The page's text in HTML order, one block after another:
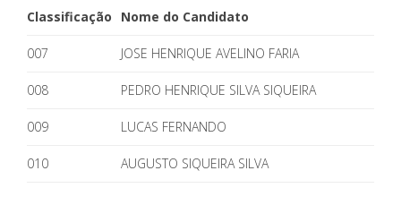
Classificação Nome do Candidato
007 JOSE HENRIQUE AVELINO FARIA
008 PEDRO HENRIQUE SILVA SIQUEIRA
009 LUCAS FERNANDO
010 AUGUSTO SIQUEIRA SILVA